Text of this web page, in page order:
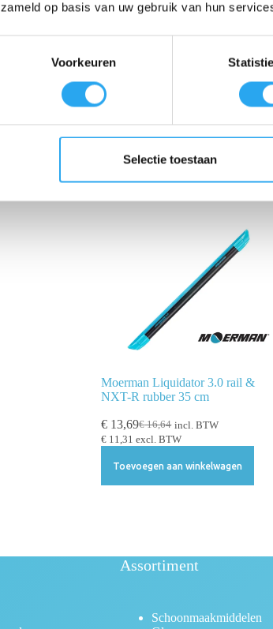
op basis van uw gebruik van hun
Voorkeuren
Selectie toestaan
rubber.
Moerman Liquidator 3.0 rail &
NXT-R rubber 35 cm
€16,64
€ 13,69
incl. BTW
€ 11,31 excl. BTW
Toevoegen aan winkelwagen
Assortiment
Schoonmaakmiddelen